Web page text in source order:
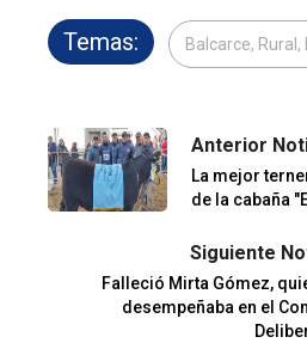
Temas: Balcarce, Rural,
Anterior
La mejor
de la cabaña
Siguiente
Falleció Mirta Gómez,
desempeñaba en el